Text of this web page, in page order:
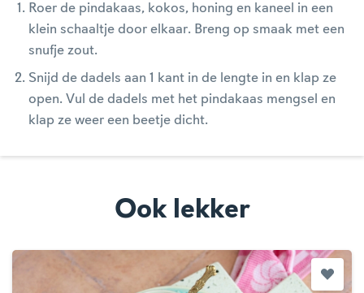
Roer de pindakaas, kokos, honing en kaneel in een
klein schaaltje door elkaar. Breng op smaak met een
snufje zout.
Snijd de dadels aan 1 kant in de lengte in en klap ze
open. Vul de dadels met het pindakaas mengsel en
klap ze weer een beetje dicht.
Ook lekker